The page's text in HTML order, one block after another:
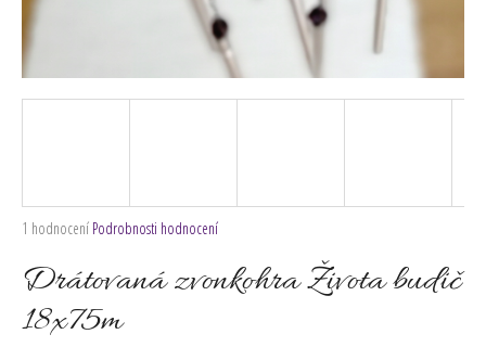
Průměrné
produktu
je
5,0
z
1 hodnocení Podrobnosti hodnocení
Drátovaná zvonkohra Života budič
18x75m
u
j
e
m